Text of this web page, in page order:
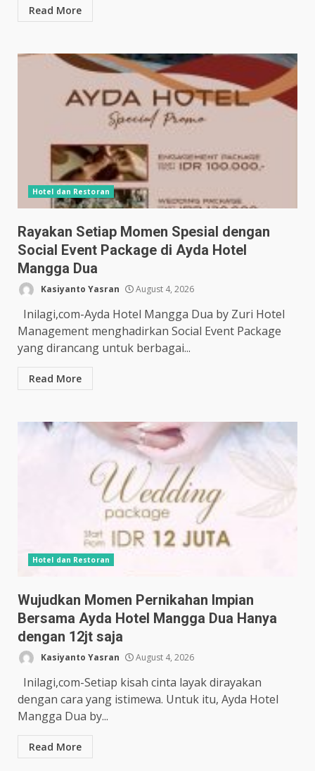
Read More
Hotel dan Restoran
Rayakan Setiap Momen Spesial dengan
Social Event Package di Ayda Hotel
Mangga Dua
Kasiyanto Yasran August 4, 2026
Inilagi,com-Ayda Hotel Mangga Dua by Zuri Hotel
Management menghadirkan Social Event Package
yang dirancang untuk berbagai...
Read More
Hotel dan Restoran
Wujudkan Momen Pernikahan Impian
Bersama Ayda Hotel Mangga Dua Hanya
dengan 12jt saja
Kasiyanto Yasran August 4, 2026
Inilagi,com-Setiap kisah cinta layak dirayakan
dengan cara yang istimewa. Untuk itu, Ayda Hotel
Mangga Dua by...
Read More